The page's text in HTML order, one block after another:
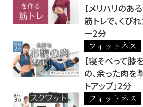
【メリハリのあ
筋トレで、くび
ー2分
フィットネス
【寝そべって膝
の、余った肉を
トアップ」2分
フィットネス